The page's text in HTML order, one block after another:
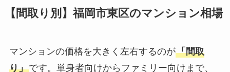
【間取り別】福岡市東区のマンション相場
マンションの価格を大きく左右するのが「間取
り」です。単身者向けからファミリー向けまで、